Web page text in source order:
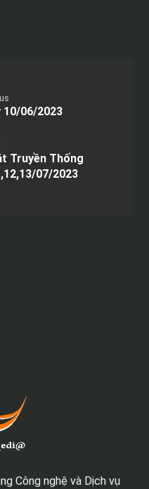
10/06/2023
Truyền Thống
07/2023
Công nghệ và Dịch vụ